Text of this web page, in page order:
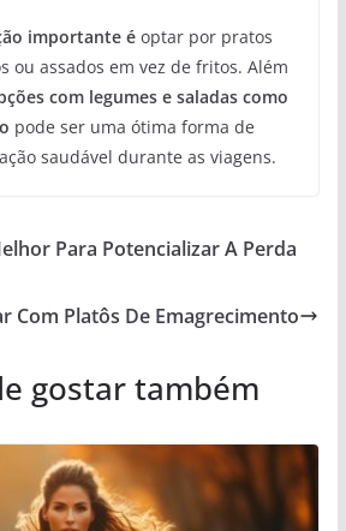
importante éoptar por pratos
ou assados em vez de fritos. Além
com legumes e saladas como
pode ser uma ótima forma de
saudável durante as viagens.
Para Potencializar A Perda
Com Platôs De Emagrecimento
gostar também